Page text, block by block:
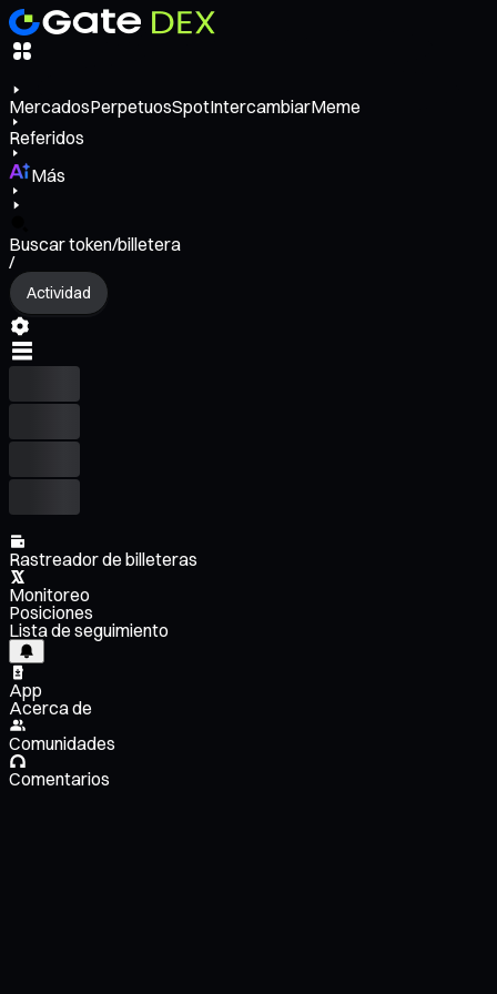
MercadosPerpetuosSpotIntercambiarMeme
Referidos
Más
Buscar token/billetera
/
Actividad
Rastreador de billeteras
Monitoreo
Posiciones
Lista de seguimiento
App
Acerca de
Comunidades
Comentarios